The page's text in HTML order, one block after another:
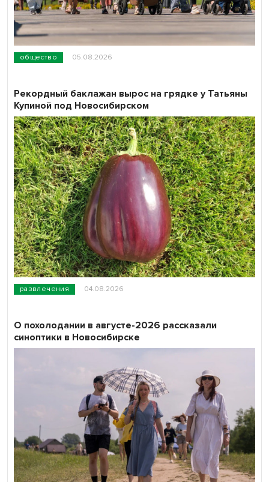
общество 05.08.2026
развлечения 04.08.2026
Рекордный баклажан вырос на грядке у Татьяны
Купиной под Новосибирском
О похолодании в августе-2026 рассказали
синоптики в Новосибирске